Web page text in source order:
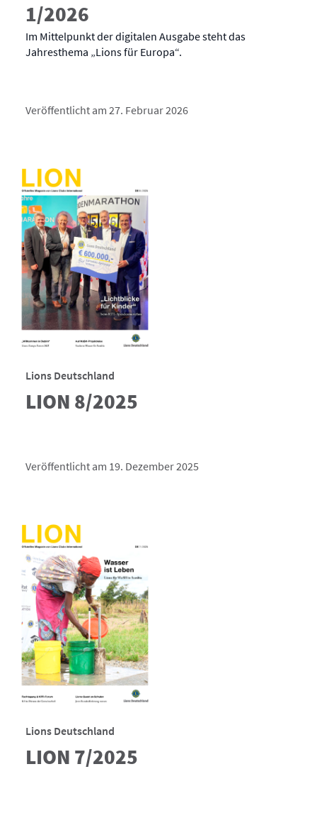
1/2026
Im Mittelpunkt der digitalen Ausgabe steht das
Jahresthema „Lions für Europa“.
Veröffentlicht am 27. Februar 2026
Lions Deutschland
LION 8/2025
Veröffentlicht am 19. Dezember 2025
Lions Deutschland
LION 7/2025